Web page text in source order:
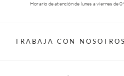
Horario de atención de lunes a viernes de
TRABAJA CON NOSOTROS